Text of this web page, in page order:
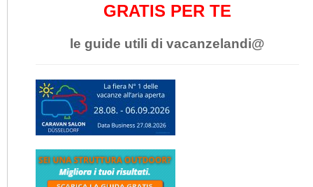
GRATIS PER TE
le guide utili di vacanzelandi@